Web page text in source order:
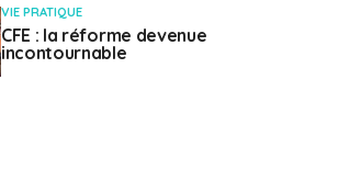
VIE PRATIQUE
CFE : la réforme devenue
incontournable